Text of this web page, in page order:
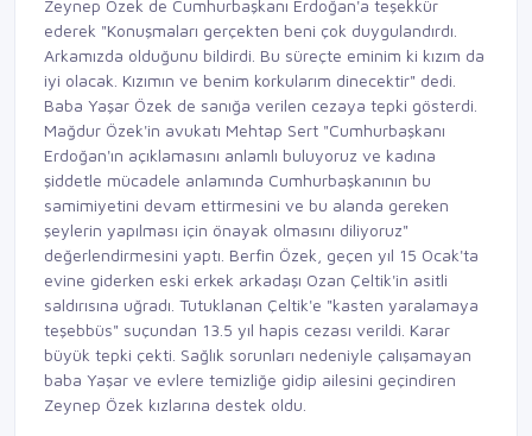
Zeynep Özek de Cumhurbaşkanı Erdoğan'a teşekkür
ederek "Konuşmaları gerçekten beni çok duygulandırdı.
Arkamızda olduğunu bildirdi. Bu süreçte eminim ki kızım da
iyi olacak. Kızımın ve benim korkularım dinecektir" dedi.
Baba Yaşar Özek de sanığa verilen cezaya tepki gösterdi.
Mağdur Özek'in avukatı Mehtap Sert "Cumhurbaşkanı
Erdoğan'ın açıklamasını anlamlı buluyoruz ve kadına
şiddetle mücadele anlamında Cumhurbaşkanının bu
samimiyetini devam ettirmesini ve bu alanda gereken
şeylerin yapılması için önayak olmasını diliyoruz"
değerlendirmesini yaptı. Berfin Özek, geçen yıl 15 Ocak'ta
evine giderken eski erkek arkadaşı Ozan Çeltik'in asitli
saldırısına uğradı. Tutuklanan Çeltik'e "kasten yaralamaya
teşebbüs" suçundan 13.5 yıl hapis cezası verildi. Karar
büyük tepki çekti. Sağlık sorunları nedeniyle çalışamayan
baba Yaşar ve evlere temizliğe gidip ailesini geçindiren
Zeynep Özek kızlarına destek oldu.